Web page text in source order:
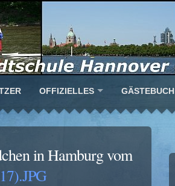
OFFIZIELLES GÄSTEBUCH
in Hamburg vom